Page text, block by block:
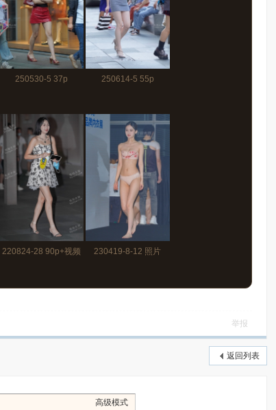
250530-5 37p 250614-5 55p
220824-28 90p+视频 230419-8-12 照片
举报
返回列表
高级模式